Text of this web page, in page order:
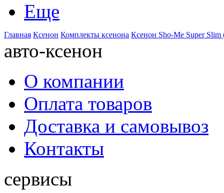
Еще
Главная Ксенон Комплекты ксенона Ксенон Sho-Me Super
авто-ксенон
О компании
Оплата товаров
Доставка и самовывоз
Контакты
сервисы